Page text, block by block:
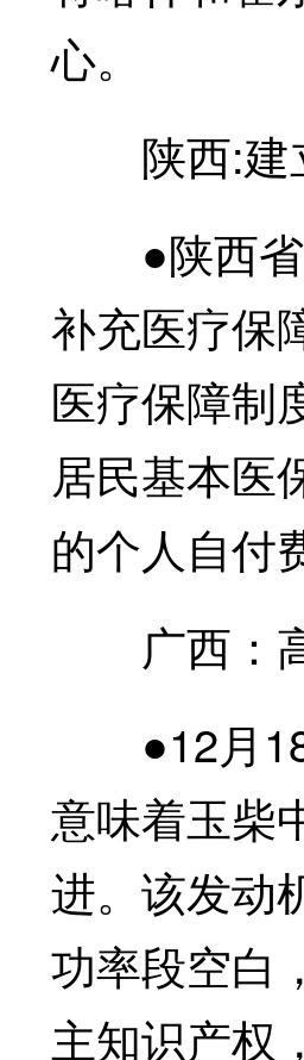
心。
陕西:建
●陕西省
补充医疗保
医疗保障制
居民基本医
的个人自付
广西：高
●12月18
意味着玉柴
进。该发动
功率段空白
主知识产权